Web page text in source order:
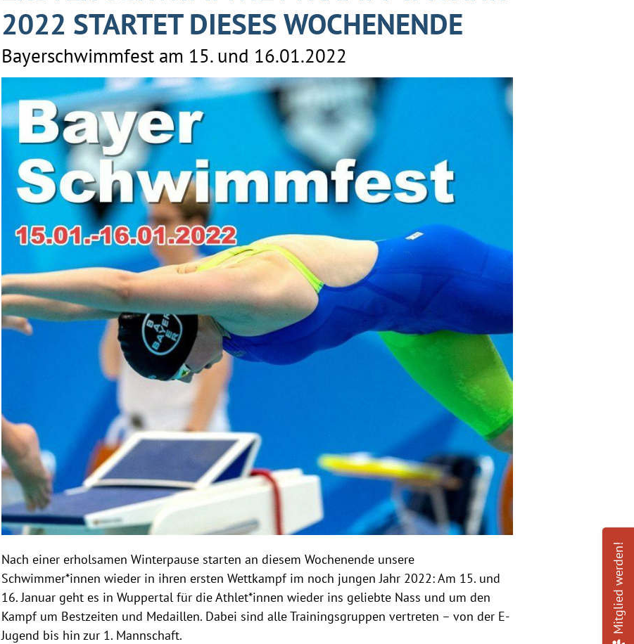
2022 STARTET DIESES WOCHENENDE
Bayerschwimmfest am 15. und 16.01.2022
Nach einer erholsamen Winterpause starten an diesem Wochenende unsere
Schwimmer*innen wieder in ihren ersten Wettkampf im noch jungen Jahr 2022: Am 15. und
16. Januar geht es in Wuppertal für die Athlet*innen wieder ins geliebte Nass und um den
Kampf um Bestzeiten und Medaillen. Dabei sind alle Trainingsgruppen vertreten – von der E-
Jugend bis hin zur 1. Mannschaft.
Mitglied werden!